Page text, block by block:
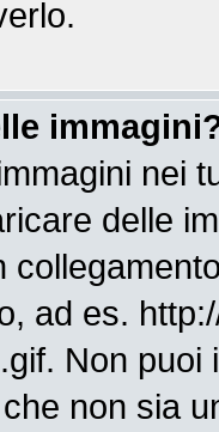
nei
delle
ad es.
Non
non sia